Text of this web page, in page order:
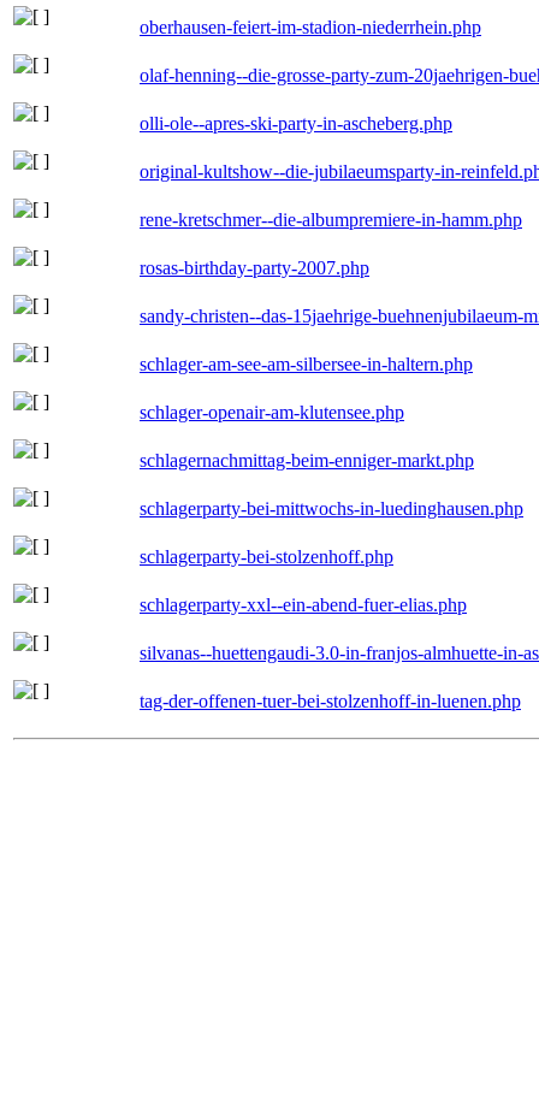
oberhausen-feiert-im-stadion-niederrhein.php
olaf-henning--die-grosse-party-zum-20jaehrigen-
olli-ole--apres-ski-party-in-ascheberg.php
original-kultshow--die-jubilaeumsparty-in-
rene-kretschmer--die-albumpremiere-in-hamm.php
rosas-birthday-party-2007.php
sandy-christen--das-15jaehrige-buehnenjubilaeum-
schlager-am-see-am-silbersee-in-haltern.php
schlager-openair-am-klutensee.php
schlagernachmittag-beim-enniger-markt.php
schlagerparty-bei-mittwochs-in-luedinghausen.php
schlagerparty-bei-stolzenhoff.php
schlagerparty-xxl--ein-abend-fuer-elias.php
silvanas--huettengaudi-3.0-in-franjos-almhuette-in-
tag-der-offenen-tuer-bei-stolzenhoff-in-luenen.php